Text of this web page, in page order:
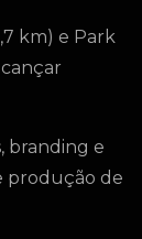
km) e Park
branding e
produção de